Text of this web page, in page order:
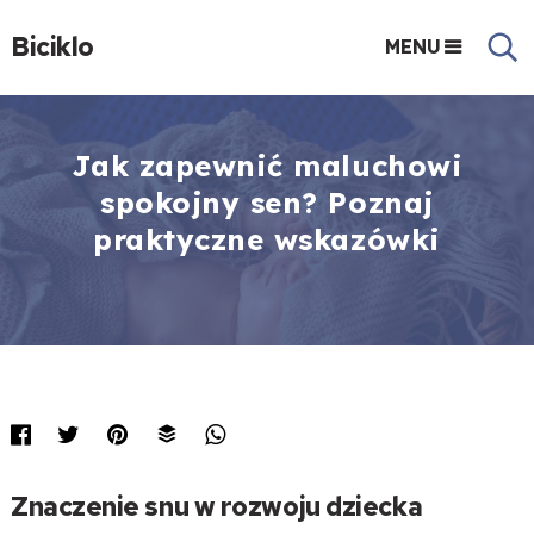
Biciklo MENU
Jak zapewnić maluchowi
spokojny sen? Poznaj
praktyczne wskazówki
Znaczenie snu w rozwoju dziecka